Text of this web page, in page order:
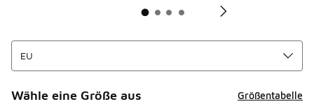
Wähle eine Größe aus Größentabelle